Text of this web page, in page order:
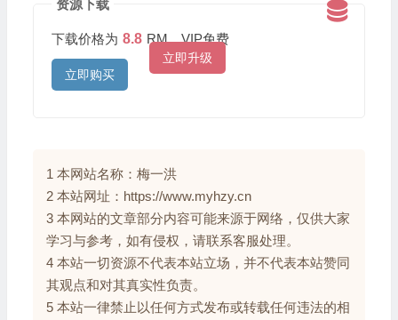
资源下载
下载价格为 8.8 RM，VIP免费
立即升级
立即购买
1 本网站名称：梅一洪
2 本站网址：https://www.myhzy.cn
3 本网站的文章部分内容可能来源于网络，仅供大家
学习与参考，如有侵权，请联系客服处理。
4 本站一切资源不代表本站立场，并不代表本站赞同
其观点和对其真实性负责。
5 本站一律禁止以任何方式发布或转载任何违法的相